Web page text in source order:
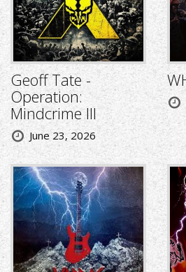
Geoff Tate -
Operation:
Mindcrime III
June 23, 2026